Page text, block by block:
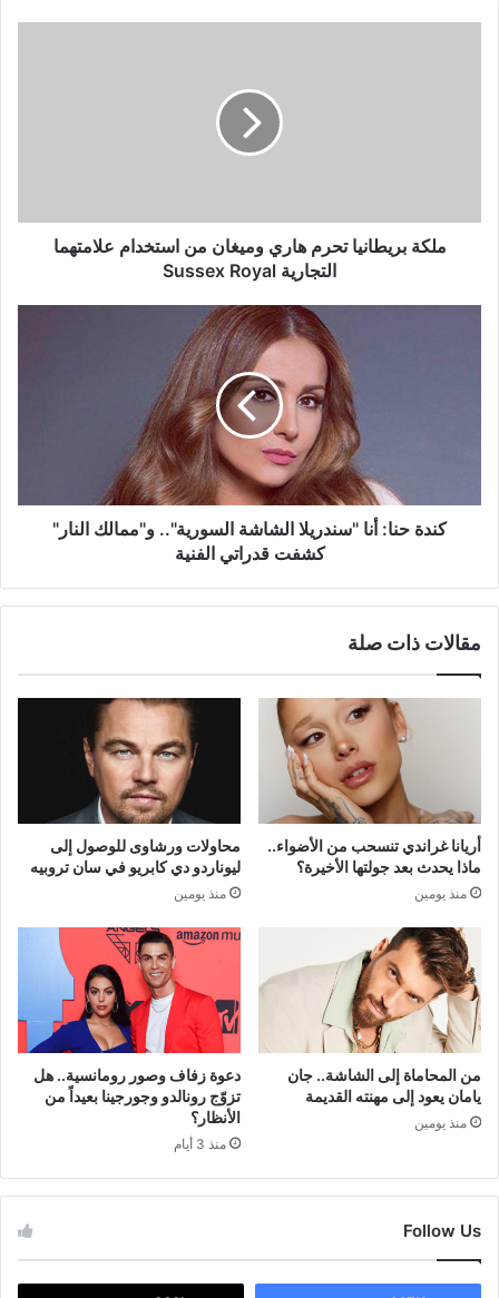
التجارية
Sussexملكة بريطانيا تحرم هاري وميغان من استخدام علامتهما
التجارية Sussex Royal
كشفت
قدراتيكندة حنا: أنا "سندريلا الشاشة السورية".. و"ممالك النار"
كشفت قدراتي الفنية
مقالات ذات صلة
أريانا غراندي تنسحب من الأضواء..
ماذا يحدث بعد جولتها الأخيرة؟
منذ يومين
محاولات ورشاوى للوصول إلى
ليوناردو دي كابريو في سان تروبيه
منذ يومين
من المحاماة إلى الشاشة.. جان
يامان يعود إلى مهنته القديمة
منذ يومين
دعوة زفاف وصور رومانسية.. هل
تزوّج رونالدو وجورجينا بعيداً من
الأنظار؟
منذ 3 أيام
Follow Us